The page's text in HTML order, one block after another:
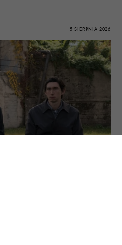
5 SIERPNIA 2026